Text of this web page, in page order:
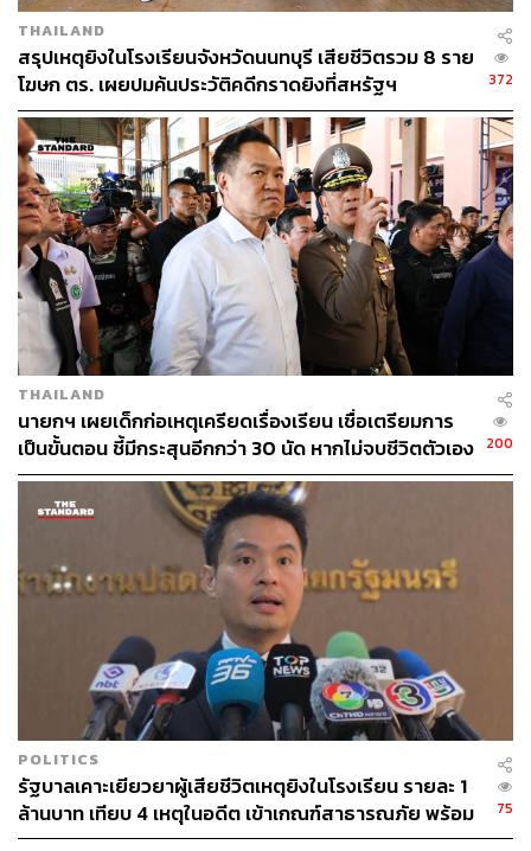
ศาลแขวงสมุทรปราการพิจารณาแล้วเห็นควรส่งคำร้องดัง
กล่าวไปให้ศาลรัฐธรรมนูญวินิจฉัย และให้เลื่อนการอ่านคำ
พิพากษาคดีของเนติวิทย์ออกไปก่อน จนกว่าศาลรัฐธรรมนูญ
จะมีคำวินิจฉัย
ช่วงเดือนมกราคม 2569 ศาลรัฐธรรมนูญรับเรื่องไว้พิจารณา
และได้มีคำสั่งเรียกเอกสารหลักฐานเพิ่มเติม โดยให้รัฐมนตรี
ว่าการกระทรวงกลาโหมชี้แจงประเด็นดังกล่าวภายใน 15 วัน
มติเอกฉันท์ พ.ร.บ. รับราชการทหารฯ ไม่ขัด รธน.
จนกระทั่งวันนี้ (12 พฤษภาคม) ที่ศาลรัฐธรรมนูญได้ยุติการ
ไต่สวนและแถลงผลการวินิจฉัยด้วยวาจา โดยรายละเอียด
ของคำวินิจฉัยจะมีการเผยแพร่เป็นเอกสารต่อสาธารณะต่อ
สำหรับ พ.ร.บ. รับราชการทหารฯ มาตราที่เป็นประเด็นต้อง
พิจารณา ความว่า
มาตรา 27 ทหารกองเกินซึ่งถูกเรียกต้องมาให้คณะกรรมการ
ตรวจเลือกทำการตรวจเลือก ตามกำหนดหมายนั้นโดยนำใบ
สำคัญทหารกองเกิน บัตรประจำตัวประชาชน และ
ประกาศนียบัตรหรือหลักฐาน การศึกษามาแสดงด้วย ถ้าไม่
มาหรือมาแต่ไม่เข้ารับการตรวจเลือก หรือไม่อยู่จนกว่าการ
ตรวจเลือกแล้วเสร็จ ให้ถือว่าทหารกองเกินนั้นหลีกเลี่ยง
ขัดขืนไม่มาให้คณะกรรมการตรวจเลือกทำการตรวจเลือก
เว้นแต่
THAILAND
สรุปเหตุยิงในโรงเรียนจังหวัดนนทบุรี เสียชีวิตรวม 8 ราย
โฆษก ตร. เผยปมค้นประวัติคดีกราดยิงที่สหรัฐฯ
372
THAILAND
นายกฯ เผยเด็กก่อเหตุเครียดเรื่องเรียน เชื่อเตรียมการ
เป็นขั้นตอน ชี้มีกระสุนอีกกว่า 30 นัด หากไม่จบชีวิตตัวเอง
อาจสูญเสียเพิ่ม
200
POLITICS
รัฐบาลเคาะเยียวยาผู้เสียชีวิตเหตุยิงในโรงเรียน รายละ 1
ล้านบาท เทียบ 4 เหตุในอดีต เข้าเกณฑ์สาธารณภัย พร้อม
เร่งจ่ายโดยเร็ว
75